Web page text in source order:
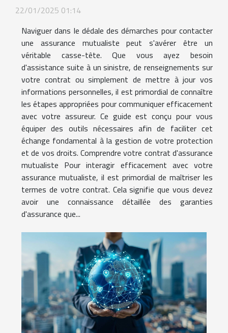
22/01/2025 01:14
Naviguer dans le dédale des démarches pour contacter
une assurance mutualiste peut s'avérer être un
véritable casse-tête. Que vous ayez besoin
d'assistance suite à un sinistre, de renseignements sur
votre contrat ou simplement de mettre à jour vos
informations personnelles, il est primordial de connaître
les étapes appropriées pour communiquer efficacement
avec votre assureur. Ce guide est conçu pour vous
équiper des outils nécessaires afin de faciliter cet
échange fondamental à la gestion de votre protection
et de vos droits. Comprendre votre contrat d'assurance
mutualiste Pour interagir efficacement avec votre
assurance mutualiste, il est primordial de maîtriser les
termes de votre contrat. Cela signifie que vous devez
avoir une connaissance détaillée des garanties
d'assurance que...